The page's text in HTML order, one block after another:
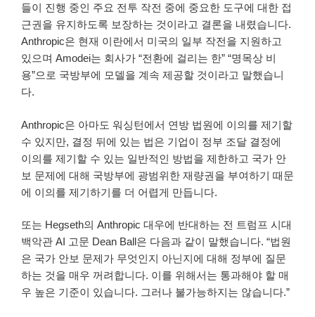
들이 진행 중인 주요 전투 작전 중에 중요한 도구에 대한 접
근권을 유지하도록 보장하는 것이라고 결론을 내렸습니다.
Anthropic은 현재 이란에서 미국의 일부 작전을 지원하고
있으며 Amodei는 회사가 “전환에 걸리는 한” “명목상 비
용”으로 국방부에 모델을 계속 제공할 것이라고 말했습니
다.
Anthropic은 아마도 워싱턴에서 연방 법원에 이의를 제기할
수 있지만, 결정 뒤에 있는 법은 기업이 정부 조달 결정에
이의를 제기할 수 있는 일반적인 방법을 제한하고 국가 안
보 문제에 대해 국방부에 광범위한 재량권을 부여하기 때문
에 이의를 제기하기를 더 어렵게 만듭니다.
또는 Hegseth의 Anthropic 대우에 반대하는 전 트럼프 시대
백악관 AI 고문 Dean Ball은 다음과 같이 말했습니다. “법원
은 국가 안보 문제가 무엇인지 아닌지에 대해 정부에 질문
하는 것을 매우 꺼려합니다. 이를 위해서는 통과해야 할 매
우 높은 기준이 있습니다. 그러나 불가능하지는 않습니다.”